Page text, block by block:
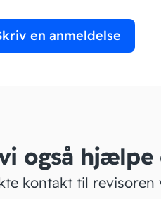
en anmeldelse
også hjælpe
kontakt til